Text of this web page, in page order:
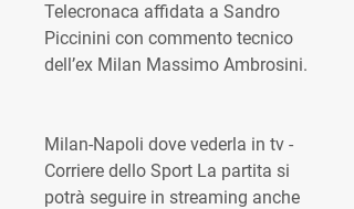
Telecronaca affidata a Sandro
Piccinini con commento tecnico
dell’ex Milan Massimo Ambrosini.
Milan-Napoli dove vederla in tv -
Corriere dello Sport La partita si
potrà seguire in streaming anche